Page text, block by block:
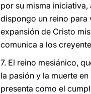
por su misma
dispongo un reino para
expansión de Cristo
comunica a los
7. El reino mesiánico,
la pasión y la muerte
presenta como el